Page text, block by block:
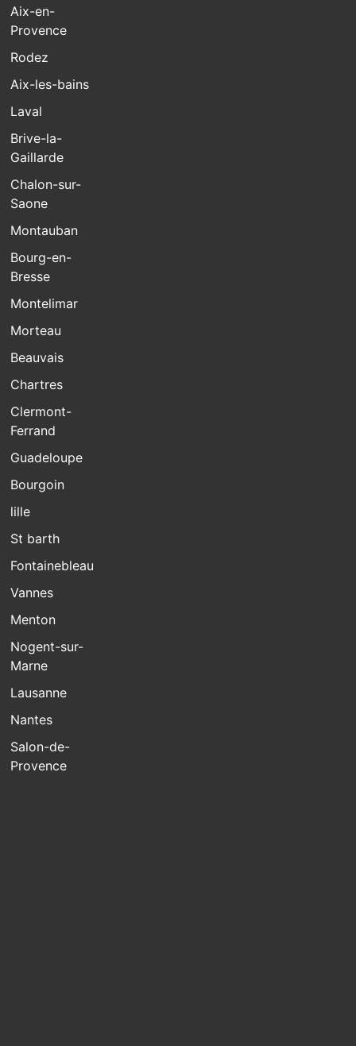
Aix-en-
Provence
Rodez
Aix-les-bains
Laval
Brive-la-
Gaillarde
Chalon-sur-
Saone
Montauban
Bourg-en-
Bresse
Montelimar
Morteau
Beauvais
Chartres
Clermont-
Ferrand
Guadeloupe
Bourgoin
lille
St barth
Fontainebleau
Vannes
Menton
Nogent-sur-
Marne
Lausanne
Nantes
Salon-de-
Provence